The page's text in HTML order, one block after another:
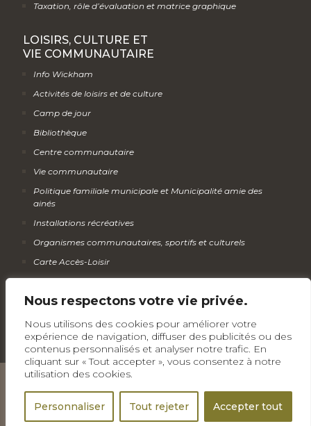
Nous respectons votre vie privée.
Nous utilisons des cookies pour améliorer votre
expérience de navigation, diffuser des publicités ou des
contenus personnalisés et analyser notre trafic. En
cliquant sur « Tout accepter », vous consentez à notre
utilisation des cookies.
Personnaliser Tout rejeter Accepter tout
Taxation, rôle d’évaluation et matrice graphique
LOISIRS, CULTURE ET
VIE COMMUNAUTAIRE
Info Wickham
Activités de loisirs et de culture
Camp de jour
Bibliothèque
Centre communautaire
Vie communautaire
Politique familiale municipale et Municipalité amie des
ainés
Installations récréatives
Organismes communautaires, sportifs et culturels
Carte Accès-Loisir
Calendrier des activités
Infolettre
| Une réalisation de